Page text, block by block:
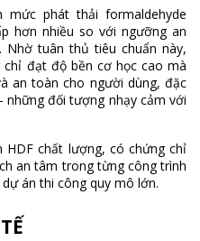
mức phát thải formaldehyde
hơn nhiều so với ngưỡng an
Nhờ tuân thủ tiêu chuẩn này,
chỉ đạt độ bền cơ học cao mà
an toàn cho người dùng, đặc
những đối tượng nhạy cảm với
HDF chất lượng, có chứng chỉ
an tâm trong từng công trình
án thi công quy mô lớn.